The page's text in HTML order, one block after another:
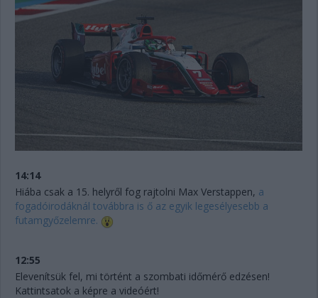
14:14
Hiába csak a 15. helyről fog rajtolni Max Verstappen, a
fogadóirodáknál továbbra is ő az egyik legesélyesebb a
futamgyőzelemre.
12:55
Elevenítsük fel, mi történt a szombati időmérő edzésen!
Kattintsatok a képre a videóért!